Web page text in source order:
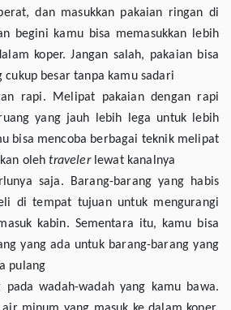
dan masukkan pakaian ringan di
begini kamu bisa memasukkan lebih
koper. Jangan salah, pakaian bisa
besar tanpa kamu sadari
rapi. Melipat pakaian dengan rapi
yang jauh lebih lega untuk lebih
bisa mencoba berbagai teknik melipat
olehtravelerlewat kanalnya
saja. Barang-barang yang habis
di tempat tujuan untuk mengurangi
kabin. Sementara itu, kamu bisa
yang ada untuk barang-barang yang
pulang
pada wadah-wadah yang kamu bawa.